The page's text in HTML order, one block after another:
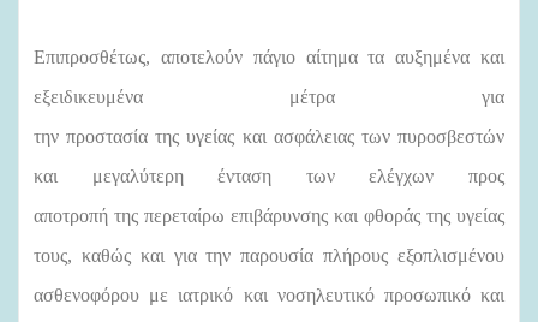
Επιπροσθέτως, αποτελούν πάγιο αίτημα τα αυξημένα και
εξειδικευμένα μέτρα για
την προστασία της υγείας και ασφάλειας των πυροσβεστών
και μεγαλύτερη ένταση των ελέγχων προς
αποτροπή της περεταίρω επιβάρυνσης και φθοράς της υγείας
τους, καθώς και για την παρουσία πλήρους εξοπλισμένου
ασθενοφόρου με ιατρικό και νοσηλευτικό προσωπικό και